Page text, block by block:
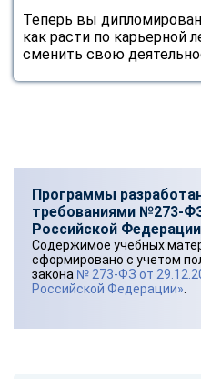
Теперь вы
как расти по карьерной
сменить свою
Программы
требованиями №273-
Российской
Содержимое учебных
сформировано с учетом
закона № 273-ФЗ от
Российской Федерации»